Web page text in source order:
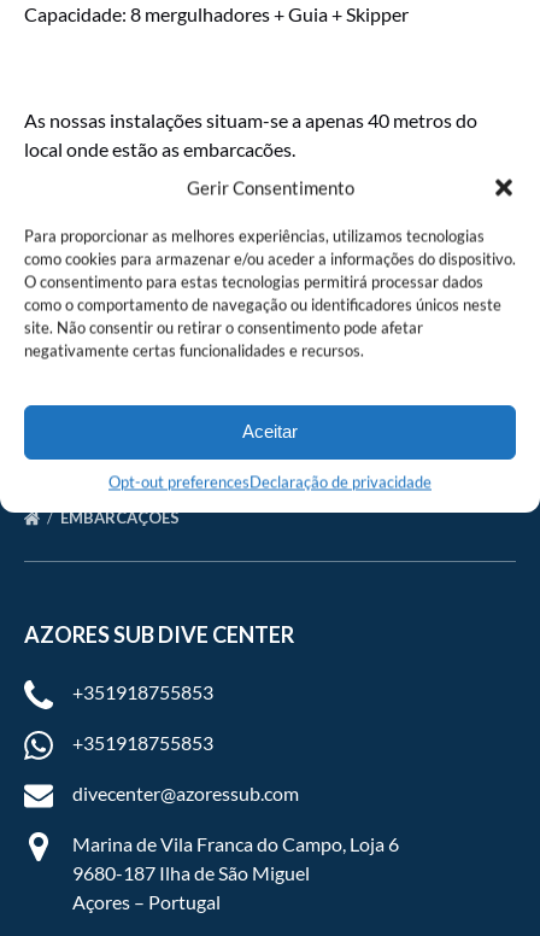
Gerir Consentimento
Para proporcionar as melhores experiências, utilizamos tecnologias
como cookies para armazenar e/ou aceder a informações do dispositivo.
O consentimento para estas tecnologias permitirá processar dados
como o comportamento de navegação ou identificadores únicos neste
site. Não consentir ou retirar o consentimento pode afetar
negativamente certas funcionalidades e recursos.
Aceitar
Opt-out preferencesDeclaração de privacidade
Capacidade: 8 mergulhadores + Guia + Skipper
As nossas instalações situam-se a apenas 40 metros do
local onde estão as embarcações.
Para sua comodidade possuímos este pequeno carro para
transportar as garrafas desde o DC até ao barco e no
percurso de regresso ao DC.
Os nossos clientes não carregam com as garrafas!
EMBARCAÇÕES
AZORES SUB DIVE CENTER
+351918755853
+351918755853
divecenter@azoressub.com
Marina de Vila Franca do Campo, Loja 6
9680-187 Ilha de São Miguel
Açores – Portugal